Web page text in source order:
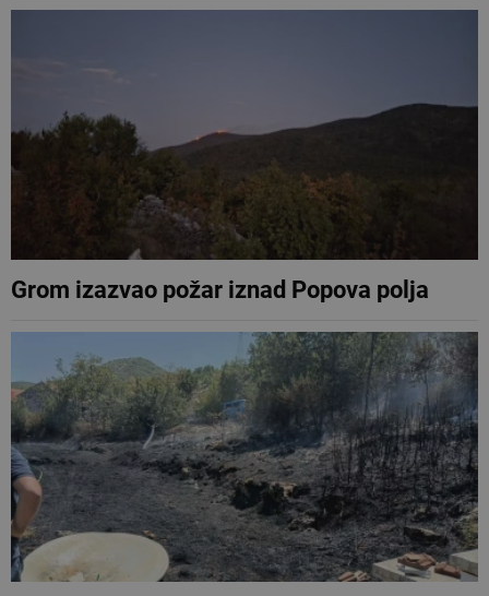
Grom izazvao požar iznad Popova polja